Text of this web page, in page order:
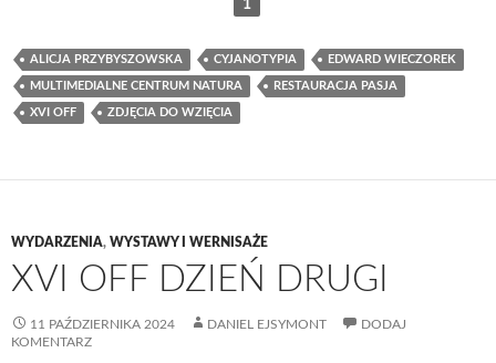
1
ALICJA PRZYBYSZOWSKA CYJANOTYPIA EDWARD WIECZOREK
MULTIMEDIALNE CENTRUM NATURA RESTAURACJA PASJA
XVI OFF ZDJĘCIA DO WZIĘCIA
WYDARZENIA, WYSTAWY I WERNISAŻE
XVI OFF DZIEŃ DRUGI
11 PAŹDZIERNIKA 2024 DANIEL EJSYMONT
DODAJ
KOMENTARZ